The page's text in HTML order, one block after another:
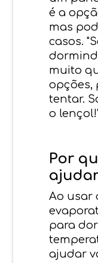
é a
mas
casos.
muito
opções,
tentar.
o
Por
Ao usar
para
ajudar